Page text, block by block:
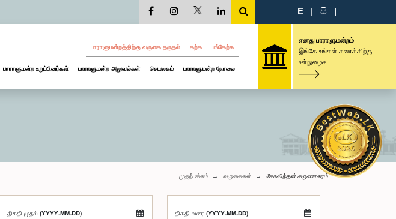
E | සි |
பாராளுமன்றத்திற்கு வருகை தருதல் கற்க பங்கேற்க
பாராளுமன்ற உறுப்பினர்கள் பாராளுமன்ற அலுவல்கள் செயலகம் பாராளுமன்ற நேரலை
எனது பாராளுமன்றம்
இங்கே உங்கள் கணக்கிற்கு
உள்நுழைக
முதற்பக்கம் வருகைகள் கோவிந்தன் கருணாகரம்
திகதி முதல் (YYYY-MM-DD) திகதி வரை (YYYY-MM-DD)